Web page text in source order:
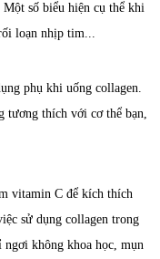
số biểu hiện cụ thể khi
loạn nhịp tim...
phụ khi uống collagen.
tương thích với cơ thể bạn,
vitamin C để kích thích
sử dụng collagen trong
không khoa học, mụn